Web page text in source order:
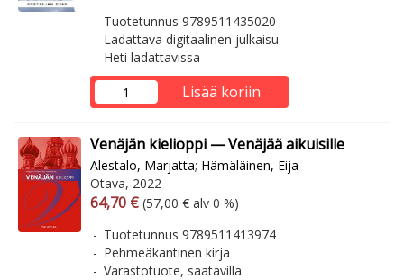
Tuotetunnus 9789511435020
Ladattava digitaalinen julkaisu
Heti ladattavissa
Lisää koriin
Venäjän kielioppi — Venäjää aikuisille
Alestalo, Marjatta; Hämäläinen, Eija
Otava, 2022
Arvonlisäverollinen hinta
64,70 € Arvonlisäveroton hinta
(57,00 € alv 0 %)
Tuotetunnus 9789511413974
Pehmeäkantinen kirja
Varastotuote, saatavilla